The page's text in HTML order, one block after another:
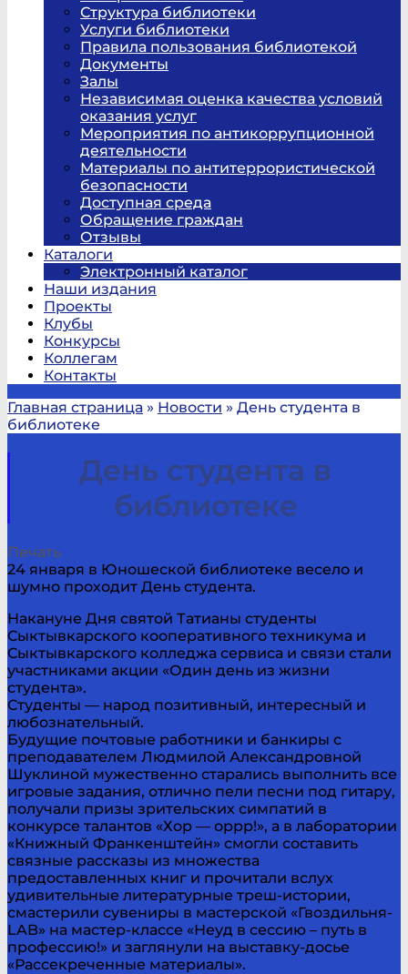
Структура библиотеки
Услуги библиотеки
Правила пользования библиотекой
Документы
Залы
Независимая оценка качества условий
оказания услуг
Мероприятия по антикоррупционной
деятельности
Материалы по антитеррористической
безопасности
Доступная среда
Обращение граждан
Отзывы
Каталоги
Электронный каталог
Наши издания
Проекты
Клубы
Конкурсы
Коллегам
Контакты
Главная страница » Новости » День студента в
библиотеке
День студента в
библиотеке
Печать
24 января в Юношеской библиотеке весело и
шумно проходит День студента.
Накануне Дня святой Татианы студенты
Сыктывкарского кооперативного техникума и
Сыктывкарского колледжа сервиса и связи стали
участниками акции «Один день из жизни
студента».
Студенты — народ позитивный, интересный и
любознательный.
Будущие почтовые работники и банкиры с
преподавателем Людмилой Александровной
Шуклиной мужественно старались выполнить все
игровые задания, отлично пели песни под гитару,
получали призы зрительских симпатий в
конкурсе талантов «Хор — оррр!», а в лаборатории
«Книжный Франкенштейн» смогли составить
связные рассказы из множества
предоставленных книг и прочитали вслух
удивительные литературные треш-истории,
смастерили сувениры в мастерской «Гвоздильня-
LAB» на мастер-классе «Неуд в сессию – путь в
профессию!» и заглянули на выставку-досье
«Рассекреченные материалы».